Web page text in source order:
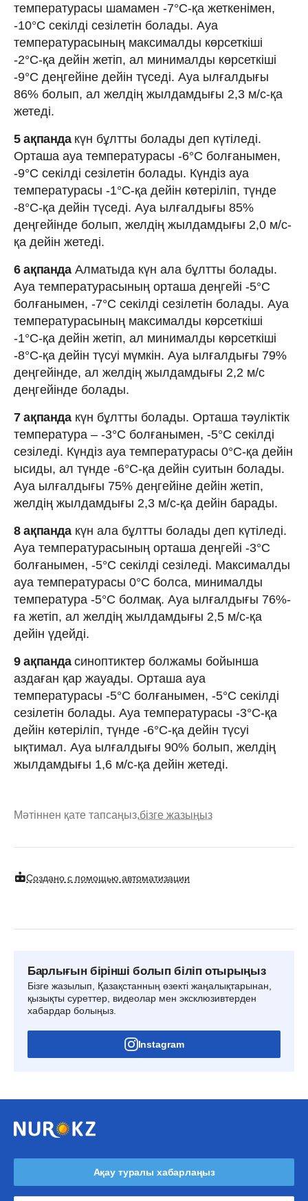
температурасы шамамен -7°C-қа жеткенімен,
-10°C секілді сезілетін болады. Ауа
температурасының максималды көрсеткіші
-2°C-қа дейін жетіп, ал минималды көрсеткіші
-9°C деңгейіне дейін түседі. Ауа ылғалдығы
86% болып, ал желдің жылдамдығы 2,3 м/с-қа
жетеді.
5 ақпанда күн бұлтты болады деп күтіледі.
Орташа ауа температурасы -6°C болғанымен,
-9°C секілді сезілетін болады. Күндіз ауа
температурасы -1°C-қа дейін көтеріліп, түнде
-8°C-қа дейін түседі. Ауа ылғалдығы 85%
деңгейінде болып, желдің жылдамдығы 2,0 м/с-
қа дейін жетеді.
6 ақпандаАлматыда күн ала бұлтты болады.
Ауа температурасының орташа деңгейі -5°C
болғанымен, -7°C секілді сезілетін болады. Ауа
температурасының максималды көрсеткіші
-1°C-қа дейін жетіп, ал минималды көрсеткіші
-8°C-қа дейін түсуі мүмкін. Ауа ылғалдығы 79%
деңгейінде, ал желдің жылдамдығы 2,2 м/с
деңгейінде болады.
7 ақпандакүн бұлтты болады. Орташа тәуліктік
температура – -3°C болғанымен, -5°C секілді
сезіледі. Күндіз ауа температурасы 0°C-қа дейін
ысиды, ал түнде -6°C-қа дейін суитын болады.
Ауа ылғалдығы 75% деңгейіне дейін жетіп,
желдің жылдамдығы 2,3 м/с-қа дейін барады.
8 ақпандакүн ала бұлтты болады деп күтіледі.
Ауа температурасының орташа деңгейі -3°C
болғанымен, -5°C секілді сезіледі. Максималды
ауа температурасы 0°C болса, минималды
температура -5°C болмақ. Ауа ылғалдығы 76%-
ға жетіп, ал желдің жылдамдығы 2,5 м/с-қа
дейін үдейді.
9 ақпандасиноптиктер болжамы бойынша
аздаған қар жауады. Орташа ауа
температурасы -5°C болғанымен, -5°C секілді
сезілетін болады. Ауа температурасы -3°C-қа
дейін көтеріліп, түнде -6°C-қа дейін түсуі
ықтимал. Ауа ылғалдығы 90% болып, желдің
жылдамдығы 1,6 м/с-қа дейін жетеді.
Мәтіннен қате тапсаңыз,бізге жазыңыз
Создано с помощью автоматизации
Барлығын бірінші болып біліп отырыңыз
Бізге жазылып, Қазақстанның өзекті жаңалықтарынан,
қызықты суреттер, видеолар мен эксклюзивтерден
хабардар болыңыз.
Instagram
Ақау туралы хабарлаңыз